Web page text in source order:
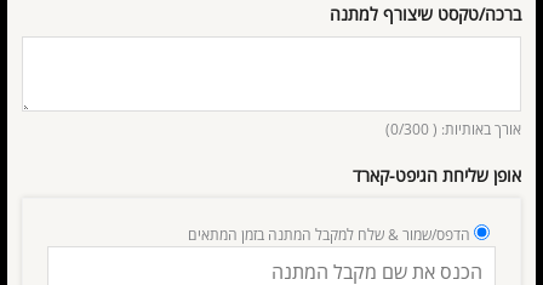
ברכה/טקסט שיצורף למתנה
אורך באותיות: ( 0/300)
אופן שליחת הגיפט-קארד
הדפס/שמור & שלח למקבל המתנה בזמן המתאים